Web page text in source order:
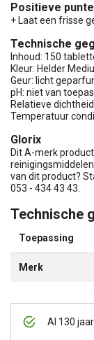
Al 130
Positieve
+ Laat een frisse
Technische
Inhoud: 150
Kleur: Helder
Geur: licht
pH: niet van
Relatieve
Temperatuur
Glorix
Dit A-merk
van dit product?
053 - 434 43 43.
Technische
Toepassing
Merk